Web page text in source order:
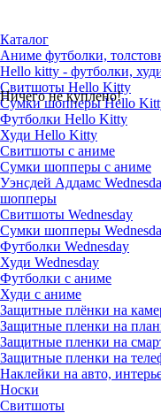
Ничего не куплено!
Каталог
Аниме футболки,
Hello kitty - футболки,
Свитшоты Hello Kitty
Сумки шопперы Hello
Футболки Hello Kitty
Худи Hello Kitty
Свитшоты с аниме
Сумки шопперы с аниме
Уэнсдей Аддамс
шопперы
Свитшоты Wednesday
Сумки шопперы
Футболки Wednesday
Худи Wednesday
Футболки с аниме
Худи с аниме
Защитные плёнки на
Защитные пленки на
Защитные пленки на
Защитные пленки на
Наклейки на авто,
Носки
Свитшоты